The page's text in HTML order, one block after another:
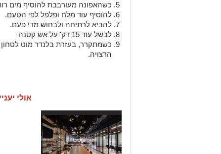
כשהאפונה מעורבבת להוסיף מים
להוסיף עוד מלח ופלפל לפי הטעם.
להביא לרתיחה ולבחוש מדי פעם.
לבשל עוד 15 דק' על אש קטנה
כשמתקרר, בעזרת בלנדר מוט
הרצויה.
אולי